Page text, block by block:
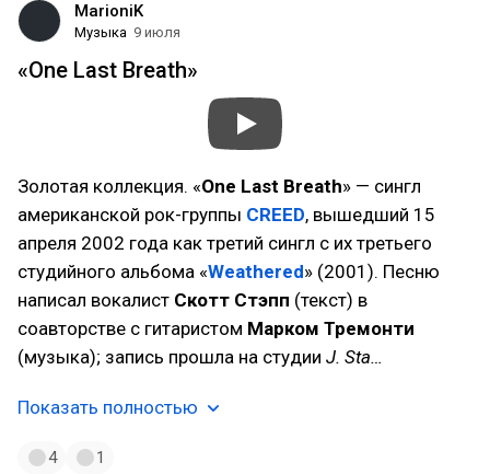
MarioniK
Музыка 9 июля
«One Last Breath»
Золотая коллекция. «One Last Breath» — сингл
американской рок-группы CREED, вышедший 15
апреля 2002 года как третий сингл с их третьего
студийного альбома «Weathered» (2001). Песню
написал вокалист Скотт Стэпп (текст) в
соавторстве с гитаристом Марком Тремонти
(музыка); запись прошла на студии J. Sta…
Показать полностью
4 1